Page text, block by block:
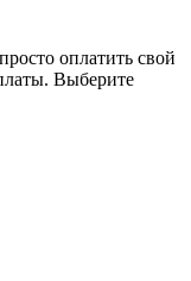
оплатить свой
Выберите